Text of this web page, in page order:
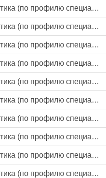
Производственная практика (по профилю специальности)
Производственная практика (по профилю специальности)
Производственная практика (по профилю специальности)
Производственная практика (по профилю специальности)
Производственная практика (по профилю специальности)
Производственная практика (по профилю специальности)
Производственная практика (по профилю специальности)
Производственная практика (по профилю специальности)
Производственная практика (по профилю специальности)
Производственная практика (по профилю специальности)